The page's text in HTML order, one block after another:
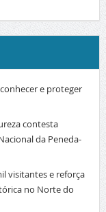
e proteger
contesta
da Peneda-
visitantes e reforça
no Norte do